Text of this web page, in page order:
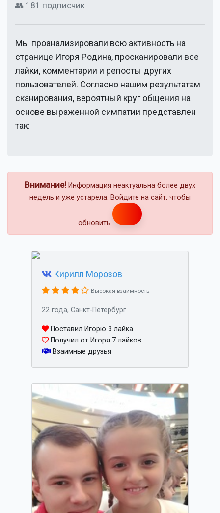
👥 181 подписчик
Мы проанализировали всю активность на
странице Игоря Родина, просканировали все
лайки, комментарии и репосты других
пользователей. Согласно нашим результатам
сканирования, вероятный круг общения на
основе выраженной симпатии представлен
так:
Внимание! Информация неактуальна более двух
недель и уже устарела. Войдите на сайт, чтобы
обновить
Кирилл Морозов
Высокая взаимность
22 года, Санкт-Петербург
Поставил Игорю 3 лайка
Получил от Игоря 7 лайков
Взаимные друзья